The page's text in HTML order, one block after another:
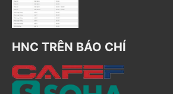
HNC TRÊN BÁO CHÍ